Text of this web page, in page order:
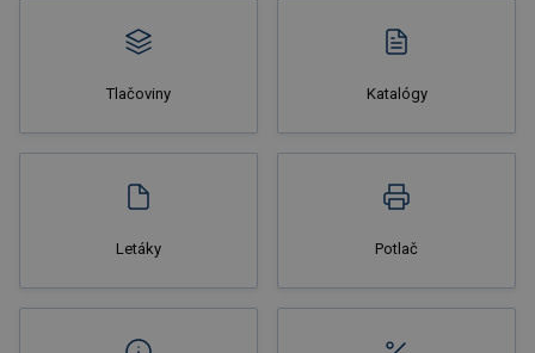
Tlačoviny Katalógy
Letáky Potlač